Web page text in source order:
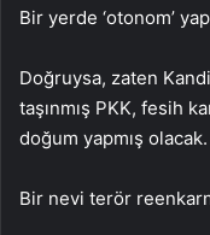
Bir yerde ‘otonom’
Doğruysa, zaten
taşınmış PKK, fesih
doğum yapmış olacak.
Bir nevi terör